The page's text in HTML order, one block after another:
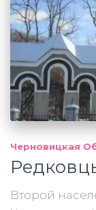
Черновицкая
Второй